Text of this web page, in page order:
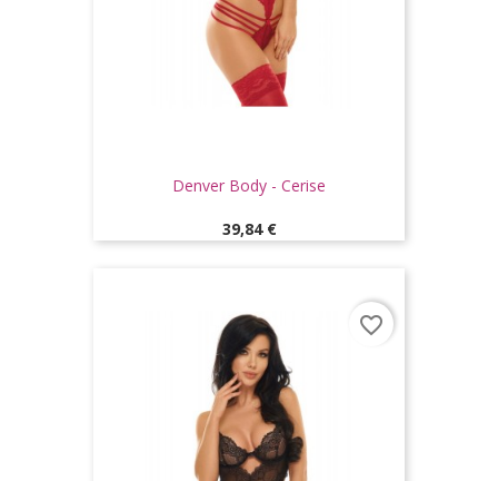
Denver Body - Cerise
Prix
39,84 €
favorite_border